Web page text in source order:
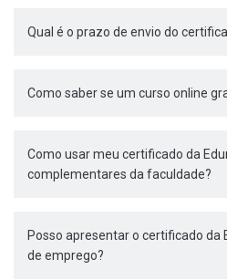
Qual é o prazo de envio do
Como saber se um curso online
Como usar meu certificado da
complementares da faculdade?
Posso apresentar o certificado da
de emprego?